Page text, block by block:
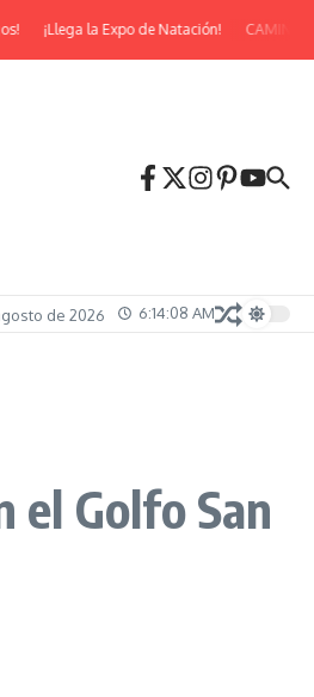
¡Llega la Expo de Natación! CAMINATA
de 2026 6:14:09 AM
el Golfo San